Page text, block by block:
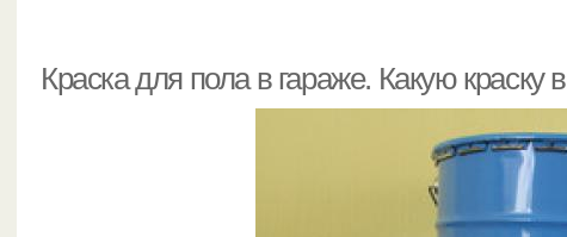
Краска для пола в гараже. Какую